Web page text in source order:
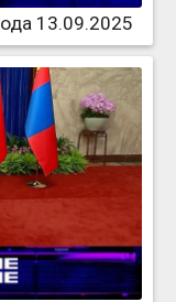
13.09.2025